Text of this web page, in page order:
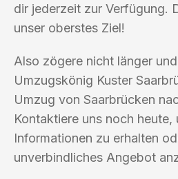
dir jederzeit zur Verfügung.
unser oberstes Ziel!
Also zögere nicht länger
Umzugskönig Kuster
Umzug von Saarbrücken
Kontaktiere uns noch heute,
Informationen zu erhalten
unverbindliches Angebot